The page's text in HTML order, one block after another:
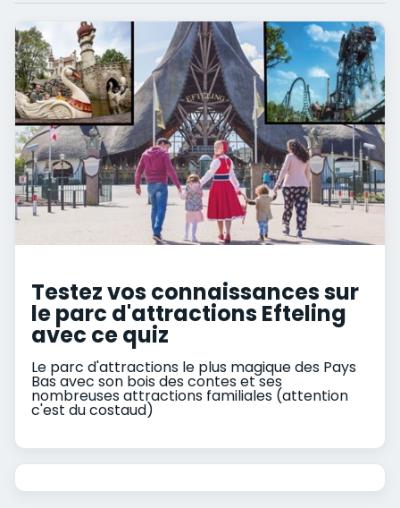
Testez vos connaissances sur
le parc d'attractions Efteling
avec ce quiz
Le parc d'attractions le plus magique des Pays
Bas avec son bois des contes et ses
nombreuses attractions familiales (attention
c'est du costaud)